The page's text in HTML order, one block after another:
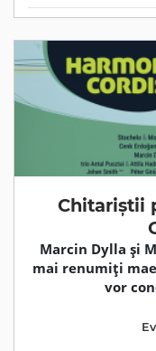
Chitariștii
Marcin Dylla și
mai renumiți
vor